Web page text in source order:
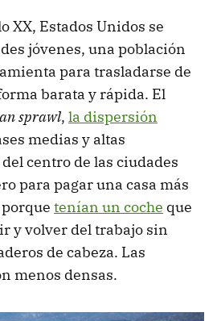
XX, Estados Unidos se
jóvenes, una población
para trasladarse de
barata y rápida. El
sprawl, la dispersión
medias y altas
centro de las ciudades
para pagar una casa más
tenían un coche que
y volver del trabajo sin
de cabeza. Las
menos densas.